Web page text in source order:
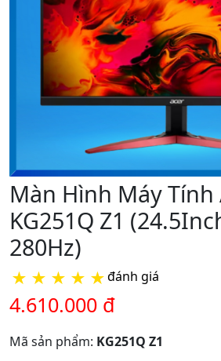
Màn Hình Máy Tính
KG251Q Z1
280Hz)
★ ★ ★ ★ ★đánh giá
4.610.000 đ
Mã sản phẩm: KG251Q Z1